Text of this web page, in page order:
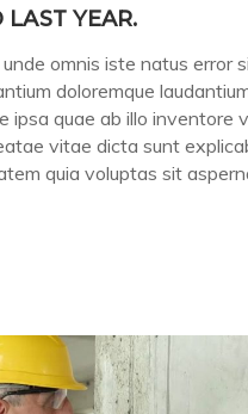
LAST YEAR.
omnis iste natus error
doloremque
ipsa quae ab illo inventore
vitae dicta sunt
quia voluptas sit